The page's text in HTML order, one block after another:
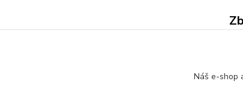
Náš e-shop